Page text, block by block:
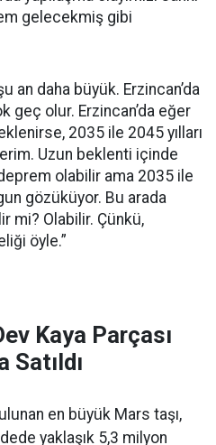
gelecekmiş gibi
an daha büyük. Erzincan’da
geç olur. Erzincan’da eğer
2035 ile 2045 yılları
Uzun beklenti içinde
olabilir ama 2035 ile
gözüküyor. Bu arada
mi? Olabilir. Çünkü,
öyle.”
Kaya Parçası
Satıldı
en büyük Mars taşı,
yaklaşık 5,3 milyon